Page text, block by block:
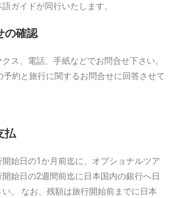
ガイドが同行いたします。
の確認
ス、電話、手紙などでお問合せ下さい。
約と旅行に関するお問合せに回答させて
払
始日の1か月前迄に、オプショナルツア
始日の2週間前迄に日本国内の銀行へ日
。 なお、残額は旅行開始前までに日本